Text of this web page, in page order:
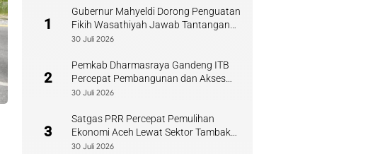
1
Gubernur Mahyeldi Dorong Penguatan
Fikih Wasathiyah Jawab Tantangan
Keagamaan Kontemporer
30 Juli 2026
2
Pemkab Dharmasraya Gandeng ITB
Percepat Pembangunan dan Akses
Pendidikan
30 Juli 2026
3
Satgas PRR Percepat Pemulihan
Ekonomi Aceh Lewat Sektor Tambak
Kopi
30 Juli 2026